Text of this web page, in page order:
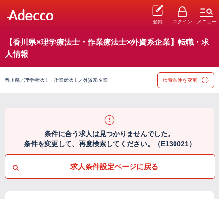
登録 ログイン メニュー
【香川県×理学療法士・作業療法士×外資系企業】転職・求
人情報
香川県／理学療法士・作業療法士／外資系企業 検索条件を変更
条件に合う求人は見つかりませんでした。
条件を変更して、再度検索してください。（E130021）
求人条件設定ページに戻る